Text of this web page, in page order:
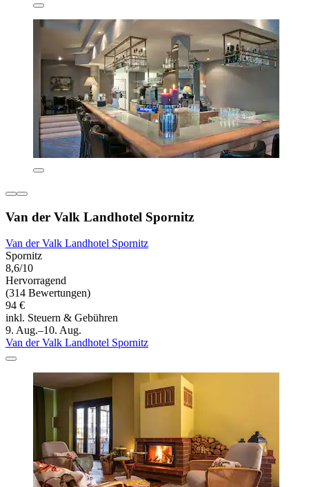
Van der Valk Landhotel Spornitz
Van der Valk Landhotel Spornitz
Spornitz
8,6/10
Hervorragend
(314 Bewertungen)
94 €
inkl. Steuern & Gebühren
9. Aug.–10. Aug.
Van der Valk Landhotel Spornitz